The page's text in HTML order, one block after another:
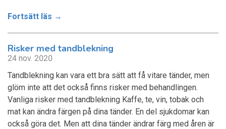
Fortsätt läs →
Risker med tandblekning
24 nov. 2020
Tandblekning kan vara ett bra sätt att få vitare tänder, men
glöm inte att det också finns risker med behandlingen.
Vanliga risker med tandblekning Kaffe, te, vin, tobak och
mat kan ändra färgen på dina tänder. En del sjukdomar kan
också göra det. Men att dina tänder ändrar färg med åren är